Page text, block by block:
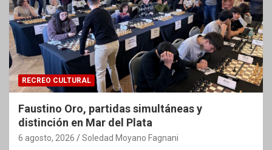
RECREO CULTURAL
Faustino Oro, partidas simultáneas y
distinción en Mar del Plata
6 agosto, 2026 Soledad Moyano Fagnani